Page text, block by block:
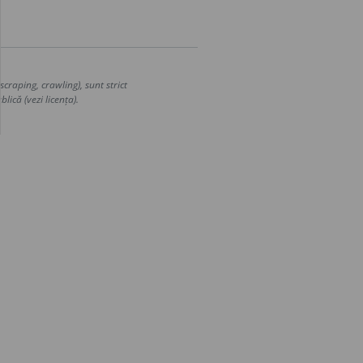
crawling), sunt strict
(vezi licența).